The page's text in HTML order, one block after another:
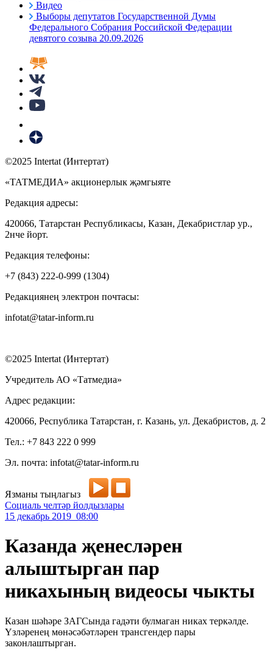
Видео
Выборы депутатов Государственной Думы
Федерального Собрания Российской Федерации
девятого созыва 20.09.2026
©2025 Intertat (Интертат)
«ТАТМЕДИА» акционерлык җәмгыяте
Редакция адресы:
420066, Татарстан Республикасы, Казан, Декабристлар ур.,
2нче йорт.
Редакция телефоны:
+7 (843) 222-0-999 (1304)
Редакциянең электрон почтасы:
infotat@tatar-inform.ru
©2025 Intertat (Интертат)
Учредитель АО «Татмедиа»
Адрес редакции:
420066, Республика Татарстан, г. Казань, ул. Декабристов, д. 2
Тел.: +7 843 222 0 999
Эл. почта: infotat@tatar-inform.ru
Язманы тыңлагыз
Социаль челтәр йолдызлары
15 декабрь 2019 08:00
Казанда җенесләрен
алыштырган пар
никахының видеосы чыкты
Казан шәһәре ЗАГСында гадәти булмаган никах теркәлде.
Үзләренең мөнәсәбәтләрен трансгендер пары
законлаштырган.